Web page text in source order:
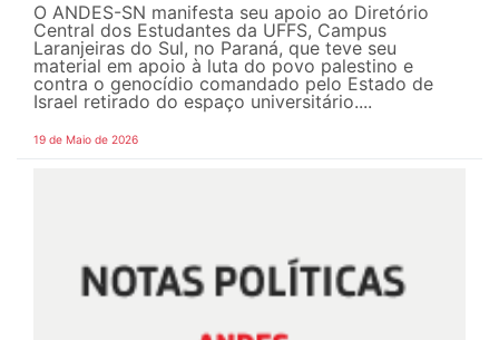
O ANDES-SN manifesta seu apoio ao Diretório
Central dos Estudantes da UFFS, Campus
Laranjeiras do Sul, no Paraná, que teve seu
material em apoio à luta do povo palestino e
contra o genocídio comandado pelo Estado de
Israel retirado do espaço universitário....
19 de Maio de 2026